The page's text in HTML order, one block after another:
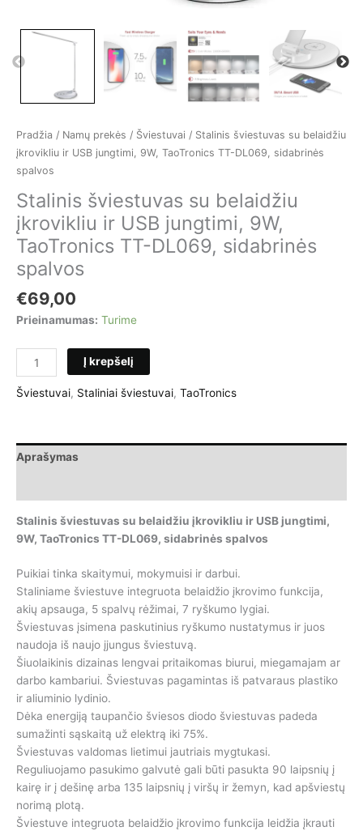
Pradžia / Namų prekės / Šviestuvai / Stalinis šviestuvas su belaidžiu
įkrovikliu ir USB jungtimi, 9W, TaoTronics TT-DL069, sidabrinės
spalvos
Stalinis šviestuvas su belaidžiu
įkrovikliu ir USB jungtimi, 9W,
TaoTronics TT-DL069, sidabrinės
spalvos
€69,00
Prieinamumas: Turime
produkto
kiekis:
Stalinis
belaidžiu
įkrovikliu
USB
jungtimi,
9W,
TT-
DL069,
sidabrinės
spalvos
Į krepšelį
Šviestuvai, Staliniai šviestuvai, TaoTronics
Aprašymas
Stalinis šviestuvas su belaidžiu įkrovikliu ir USB jungtimi,
9W, TaoTronics TT-DL069, sidabrinės spalvos
Puikiai tinka skaitymui, mokymuisi ir darbui.
Staliniame šviestuve integruota belaidžio įkrovimo funkcija,
akių apsauga, 5 spalvų rėžimai, 7 ryškumo lygiai.
Šviestuvas įsimena paskutinius ryškumo nustatymus ir juos
naudoja iš naujo įjungus šviestuvą.
Šiuolaikinis dizainas lengvai pritaikomas biurui, miegamajam ar
darbo kambariui. Šviestuvas pagamintas iš patvaraus plastiko
ir aliuminio lydinio.
Dėka energiją taupančio šviesos diodo šviestuvas padeda
sumažinti sąskaitą už elektrą iki 75%.
Šviestuvas valdomas lietimui jautriais mygtukasi.
Reguliuojamo pasukimo galvutė gali būti pasukta 90 laipsnių į
kairę ir į dešinę arba 135 laipsnių į viršų ir žemyn, kad apšviestų
norimą plotą.
Šviestuve integruota belaidžio įkrovimo funkcija leidžia įkrauti